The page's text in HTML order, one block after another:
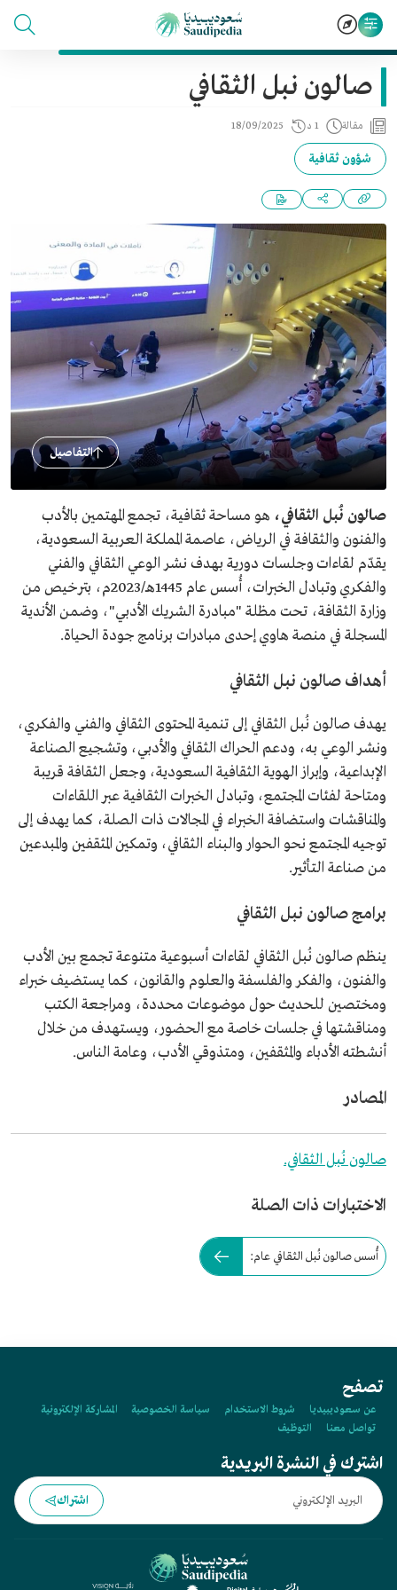
صالون نبل الثقافي
مقالة 1 د 18/09/2025
شؤون ثقافية
التفاصيل
صالون نُبل الثقافي، هو مساحة ثقافية، تجمع المهتمين بالأدب
والفنون والثقافة في الرياض، عاصمة المملكة العربية السعودية،
يقدّم لقاءات وجلسات دورية بهدف نشر الوعي الثقافي والفني
والفكري وتبادل الخبرات، أُسس عام 1445هـ/2023م، بترخيص من
وزارة الثقافة، تحت مظلة "مبادرة الشريك الأدبي"، وضمن الأندية
المسجلة في منصة هاوي إحدى مبادرات برنامج جودة الحياة.
أهداف صالون نبل الثقافي
يهدف صالون نُبل الثقافي إلى تنمية المحتوى الثقافي والفني والفكري،
ونشر الوعي به، ودعم الحراك الثقافي والأدبي، وتشجيع الصناعة
الإبداعية، وإبراز الهوية الثقافية السعودية، وجعل الثقافة قريبة
ومتاحة لفئات المجتمع، وتبادل الخبرات الثقافية عبر اللقاءات
والمناقشات واستضافة الخبراء في المجالات ذات الصلة، كما يهدف إلى
توجيه المجتمع نحو الحوار والبناء الثقافي، وتمكين المثقفين والمبدعين
من صناعة التأثير.
برامج صالون نبل الثقافي
ينظم صالون نُبل الثقافي لقاءات أسبوعية متنوعة تجمع بين الأدب
والفنون، والفكر والفلسفة والعلوم والقانون، كما يستضيف خبراء
ومختصين للحديث حول موضوعات محددة، ومراجعة الكتب
ومناقشتها في جلسات خاصة مع الحضور، ويستهدف من خلال
أنشطته الأدباء والمثقفين، ومتذوقي الأدب، وعامة الناس.
المصادر
صالون نُبل الثقافي.
الاختبارات ذات الصلة
أُسس صالون نُبل الثقافي عام:
تصفح
عن سعوديبيديا شروط الاستخدام سياسة الخصوصية
المشاركة الإلكترونية
تواصل معنا
التوظيف
اشترك في النشرة البريدية
اشتراك